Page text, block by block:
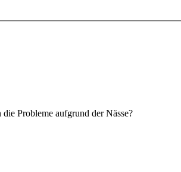
Probleme aufgrund der Nässe?